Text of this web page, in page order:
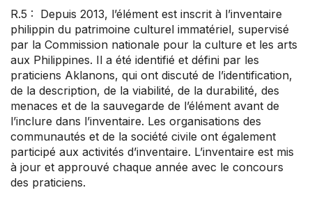
R.5 : Depuis 2013, l’élément est inscrit à l’inventaire
philippin du patrimoine culturel immatériel, supervisé
par la Commission nationale pour la culture et les arts
aux Philippines. Il a été identifié et défini par les
praticiens Aklanons, qui ont discuté de l’identification,
de la description, de la viabilité, de la durabilité, des
menaces et de la sauvegarde de l’élément avant de
l’inclure dans l’inventaire. Les organisations des
communautés et de la société civile ont également
participé aux activités d’inventaire. L’inventaire est mis
à jour et approuvé chaque année avec le concours
des praticiens.